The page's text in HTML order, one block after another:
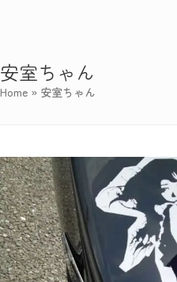
安室ちゃん
Home » 安室ちゃん